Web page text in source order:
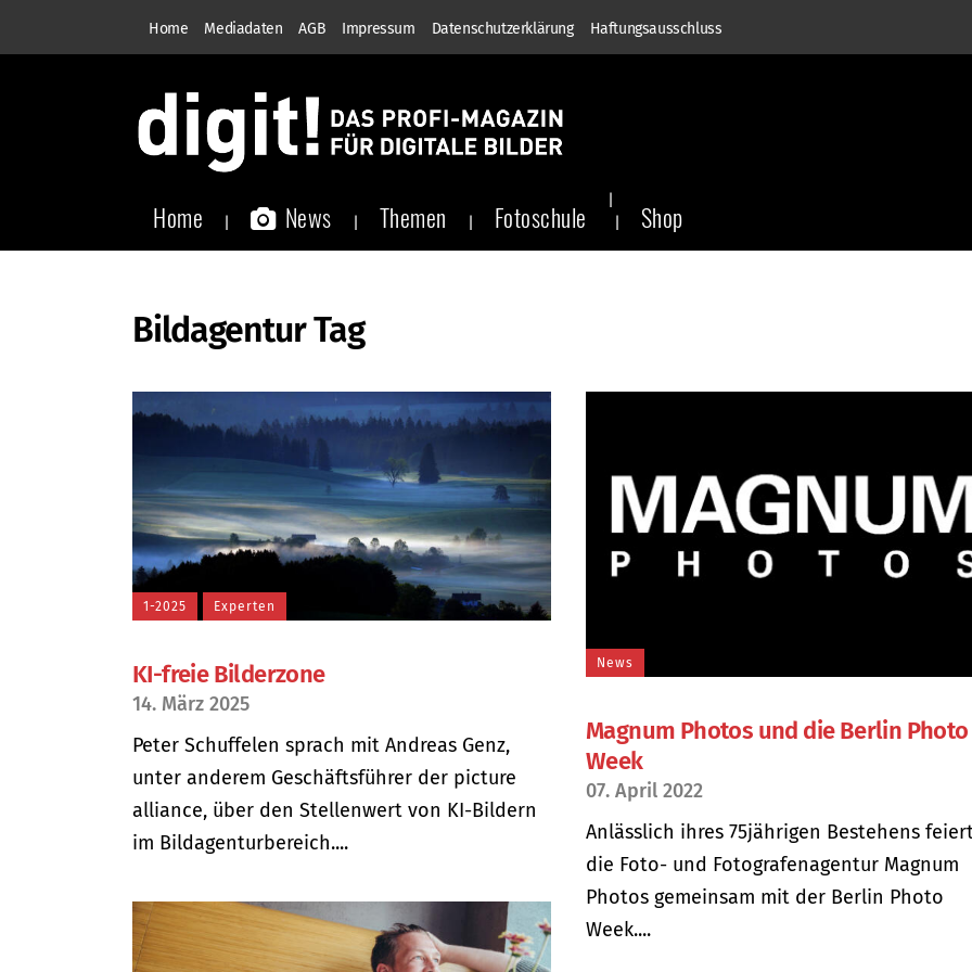
Home Mediadaten AGB Impressum Datenschutzerklärung Haftungsausschluss
Home News Themen Fotoschule Shop
Bildagentur Tag
1-2025 Experten
KI-freie Bilderzone
14. März 2025
Peter Schuffelen sprach mit Andreas Genz,
unter anderem Geschäftsführer der picture
alliance, über den Stellenwert von KI-Bildern
im Bildagenturbereich....
News
Magnum Photos und die Berlin Photo
Week
07. April 2022
Anlässlich ihres 75jährigen Bestehens
die Foto- und Fotografenagentur Magnum
Photos gemeinsam mit der Berlin Photo
Week....